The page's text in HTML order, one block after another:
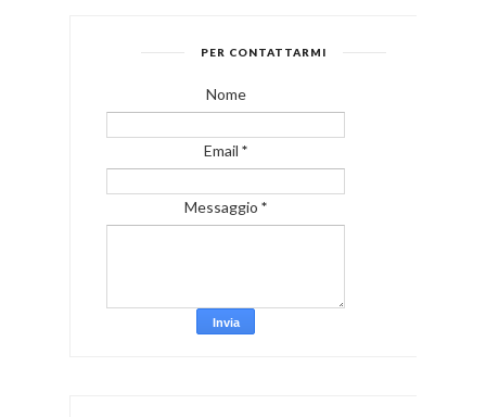
PER CONTATTARMI
Nome
Email *
Messaggio *